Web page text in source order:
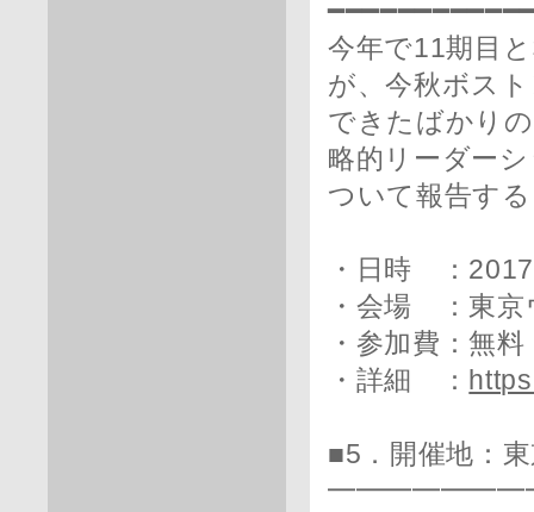
今年で11期目
が、今秋ボス
できたばかり
略的リーダー
ついて報告す
・日時 ：
・会場 ：東
・参加費：無料
・詳細 ：
■5．開催地：